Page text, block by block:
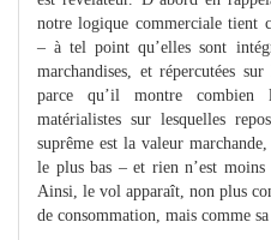
notre logique commerciale tient
– à tel point qu’elles sont
marchandises, et répercutées
parce qu’il montre
matérialistes sur lesquelles
suprême est la valeur
le plus bas – et rien n’est moins
Ainsi, le vol apparaît, non plus
de consommation, mais comme